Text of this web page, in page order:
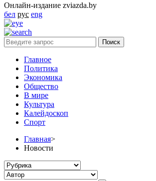
Онлайн-издание zviazda.by
бел рус eng
Главное
Политика
Экономика
Общество
В мире
Культура
Калейдоскоп
Спорт
Главная>
Новости